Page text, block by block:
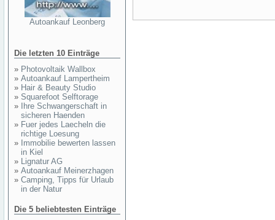
Autoankauf Leonberg
Die letzten 10 Einträge
» Photovoltaik Wallbox
» Autoankauf Lampertheim
» Hair & Beauty Studio
» Squarefoot Selftorage
»
Ihre Schwangerschaft in
sicheren Haenden
» Fuer jedes Laecheln die
richtige Loesung
» Immobilie bewerten lassen
in Kiel
» Lignatur AG
» Autoankauf Meinerzhagen
» Camping, Tipps für Urlaub
in der Natur
Die 5 beliebtesten Einträge